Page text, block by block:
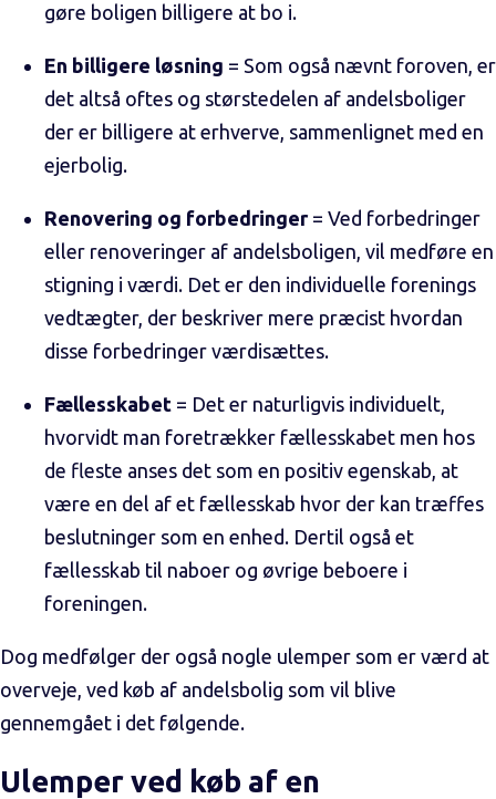
gøre boligen billigere at bo i.
En billigere løsning = Som også nævnt foroven, er
det altså oftes og størstedelen af andelsboliger
der er billigere at erhverve, sammenlignet med en
ejerbolig.
Renovering og forbedringer = Ved forbedringer
eller renoveringer af andelsboligen, vil medføre en
stigning i værdi. Det er den individuelle forenings
vedtægter, der beskriver mere præcist hvordan
disse forbedringer værdisættes.
Fællesskabet = Det er naturligvis individuelt,
hvorvidt man foretrækker fællesskabet men hos
de fleste anses det som en positiv egenskab, at
være en del af et fællesskab hvor der kan træffes
beslutninger som en enhed. Dertil også et
fællesskab til naboer og øvrige beboere i
foreningen.
Dog medfølger der også nogle ulemper som er værd at
overveje, ved køb af andelsbolig som vil blive
gennemgået i det følgende.
Ulemper ved køb af en